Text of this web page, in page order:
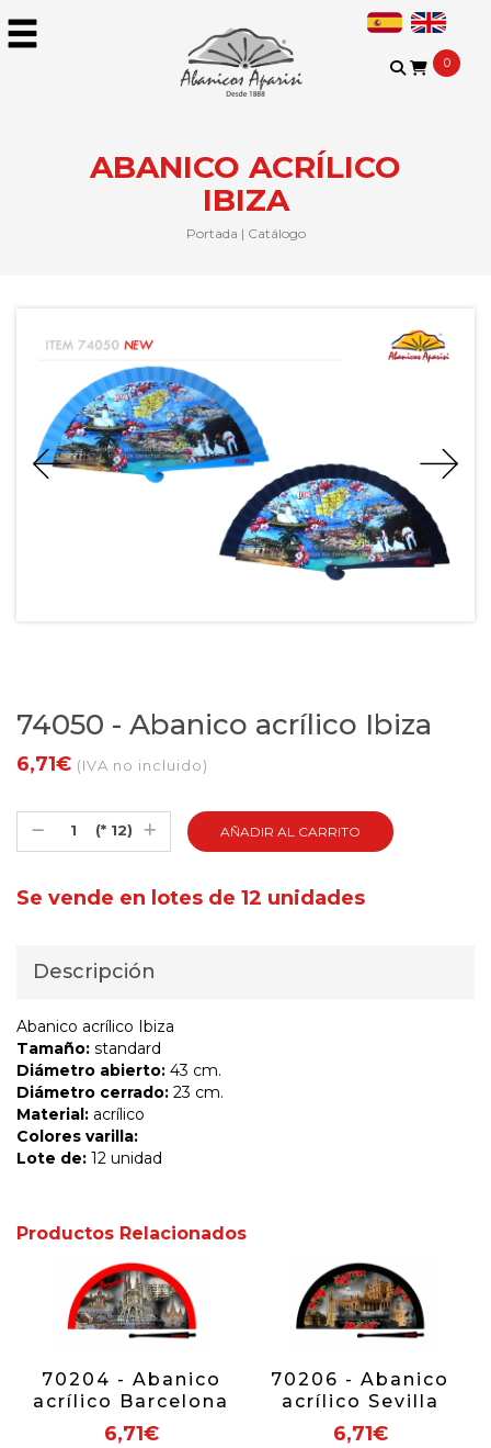
0
ABANICO ACRÍLICO
IBIZA
Portada | Catálogo
74050 - Abanico acrílico Ibiza
6,71€ (IVA no incluido)
(* 12)
Se vende en lotes de 12 unidades
Descripción
Abanico acrílico Ibiza
Tamaño: standard
Diámetro abierto: 43 cm.
Diámetro cerrado: 23 cm.
Material: acrílico
Colores varilla:
Lote de: 12 unidad
Productos Relacionados
70204 - Abanico
acrílico Barcelona
noche
6,71€
70206 - Abanico
acrílico Sevilla
nocturno
6,71€